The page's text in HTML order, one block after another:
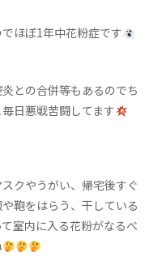
ほぼ1年中花粉症です
との合併等もあるのでち
日悪戦苦闘してます
クやうがい、帰宅後すぐ
鞄をはらう、干している
室内に入る花粉がなるべ